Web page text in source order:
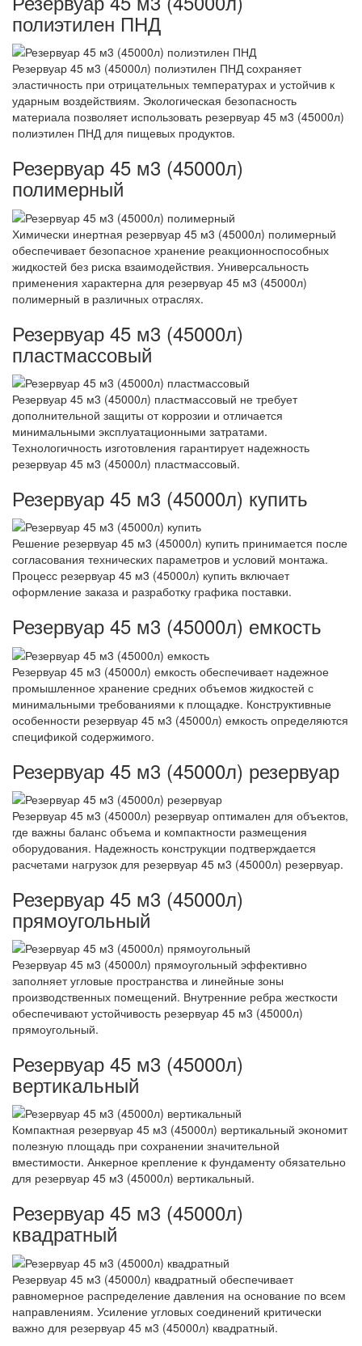
полиэтилен ПНД
Резервуар 45 м3 (45000л) полиэтилен ПНД сохраняет
эластичность при отрицательных температурах и устойчив к
ударным воздействиям. Экологическая безопасность
материала позволяет использовать резервуар 45 м3 (45000л)
полиэтилен ПНД для пищевых продуктов.
Резервуар 45 м3 (45000л)
полимерный
Химически инертная резервуар 45 м3 (45000л) полимерный
обеспечивает безопасное хранение реакционноспособных
жидкостей без риска взаимодействия. Универсальность
применения характерна для резервуар 45 м3 (45000л)
полимерный в различных отраслях.
Резервуар 45 м3 (45000л)
пластмассовый
Резервуар 45 м3 (45000л) пластмассовый не требует
дополнительной защиты от коррозии и отличается
минимальными эксплуатационными затратами.
Технологичность изготовления гарантирует надежность
резервуар 45 м3 (45000л) пластмассовый.
Резервуар 45 м3 (45000л) купить
Решение резервуар 45 м3 (45000л) купить принимается после
согласования технических параметров и условий монтажа.
Процесс резервуар 45 м3 (45000л) купить включает
оформление заказа и разработку графика поставки.
Резервуар 45 м3 (45000л) емкость
Резервуар 45 м3 (45000л) емкость обеспечивает надежное
промышленное хранение средних объемов жидкостей с
минимальными требованиями к площадке. Конструктивные
особенности резервуар 45 м3 (45000л) емкость определяются
спецификой содержимого.
Резервуар 45 м3 (45000л) резервуар
Резервуар 45 м3 (45000л) резервуар оптимален для объектов,
где важны баланс объема и компактности размещения
оборудования. Надежность конструкции подтверждается
расчетами нагрузок для резервуар 45 м3 (45000л) резервуар.
Резервуар 45 м3 (45000л)
прямоугольный
Резервуар 45 м3 (45000л) прямоугольный эффективно
заполняет угловые пространства и линейные зоны
производственных помещений. Внутренние ребра жесткости
обеспечивают устойчивость резервуар 45 м3 (45000л)
прямоугольный.
Резервуар 45 м3 (45000л)
вертикальный
Компактная резервуар 45 м3 (45000л) вертикальный экономит
полезную площадь при сохранении значительной
вместимости. Анкерное крепление к фундаменту обязательно
для резервуар 45 м3 (45000л) вертикальный.
Резервуар 45 м3 (45000л)
квадратный
Резервуар 45 м3 (45000л) квадратный обеспечивает
равномерное распределение давления на основание по всем
направлениям. Усиление угловых соединений критически
важно для резервуар 45 м3 (45000л) квадратный.